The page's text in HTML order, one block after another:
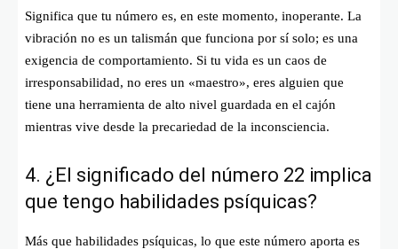
Significa que tu número es, en este momento, inoperante. La
vibración no es un talismán que funciona por sí solo; es una
exigencia de comportamiento. Si tu vida es un caos de
irresponsabilidad, no eres un «maestro», eres alguien que
tiene una herramienta de alto nivel guardada en el cajón
mientras vive desde la precariedad de la inconsciencia.
4. ¿El significado del número 22 implica
que tengo habilidades psíquicas?
Más que habilidades psíquicas, lo que este número aporta es